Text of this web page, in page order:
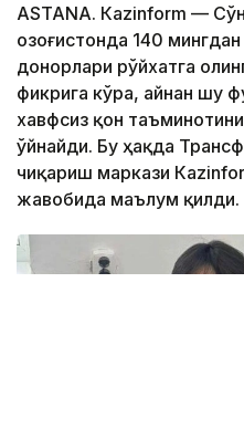
ASTANА. Кazinform —
Қозоғистонда 140
донорлари рўйхатга
фикрига кўра, айнан шу
хавфсиз қон
ўйнайди. Бу ҳақда
чиқариш маркази
жавобида маълум қилди.